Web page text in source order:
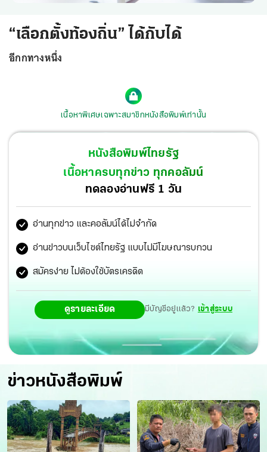
“เลือกตั้งท้องถิ่น” ได้กับได้
อีกกทางหนึ่ง
เนื้อหาพิเศษเฉพาะสมาชิกหนังสือพิมพ์เท่านั้น
หนังสือพิมพ์ไทยรัฐ
เนื้อหาครบทุกข่าว ทุกคอลัมน์
ทดลองอ่านฟรี 1 วัน
อ่านทุกข่าว และคอลัมน์ได้ไม่จำกัด
อ่านข่าวบนเว็บไซต์ไทยรัฐ แบบไม่มีโฆษณารบกวน
สมัครง่าย ไม่ต้องใช้บัตรเครดิต
ดูรายละเอียด มีบัญชีอยู่แล้ว? เข้าสู่ระบบ
ข่าวหนังสือพิมพ์